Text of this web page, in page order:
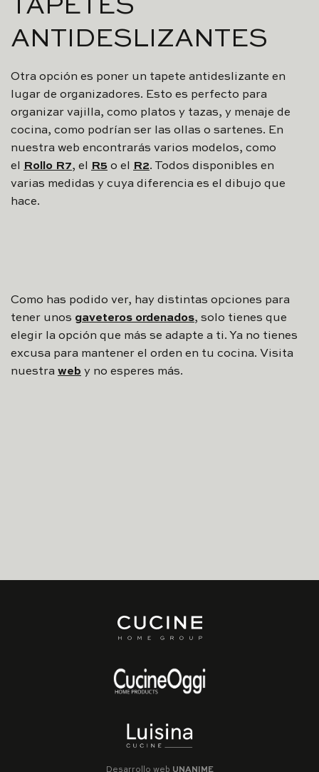
TAPETES
ANTIDESLIZANTES
Otra opción es poner un tapete antideslizante en
lugar de organizadores. Esto es perfecto para
organizar vajilla, como platos y tazas, y menaje de
cocina, como podrían ser las ollas o sartenes. En
nuestra web encontrarás varios modelos, como
el
Rollo R7, el R5 o el R2. Todos disponibles en
varias medidas y cuya diferencia es el dibujo que
hace.
Como has podido ver, hay distintas opciones para
tener unos gaveteros ordenados, solo tienes que
elegir la opción que más se adapte a ti. Ya no tienes
excusa para mantener el orden en tu cocina. Visita
nuestra web y no esperes más.
Desarrollo web UNANIME